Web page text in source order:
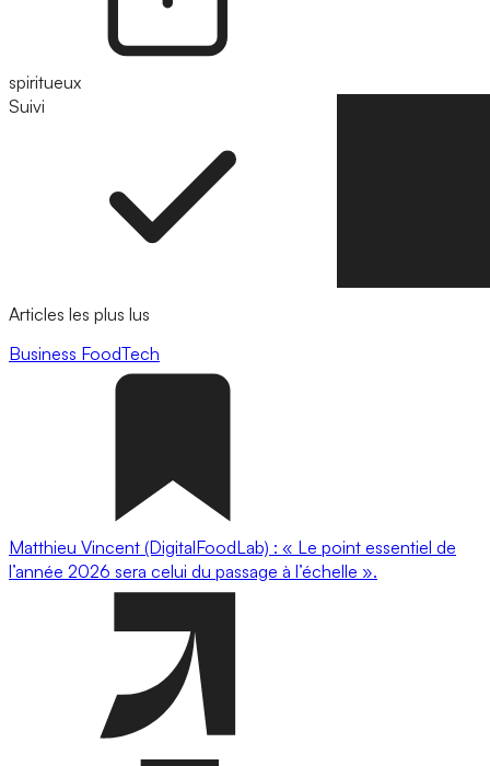
spiritueux
Suivi
Articles les plus lus
Business FoodTech
Matthieu Vincent (DigitalFoodLab) : « Le point essentiel de
l’année 2026 sera celui du passage à l’échelle ».